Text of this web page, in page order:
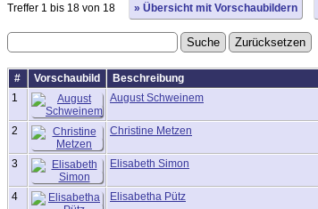
Treffer 1 bis 18 von 18 » Übersicht mit Vorschaubildern
# Vorschaubild Beschreibung
1
August Schweinem
2 Christine Metzen
3 Elisabeth Simon
4 Elisabetha Pütz